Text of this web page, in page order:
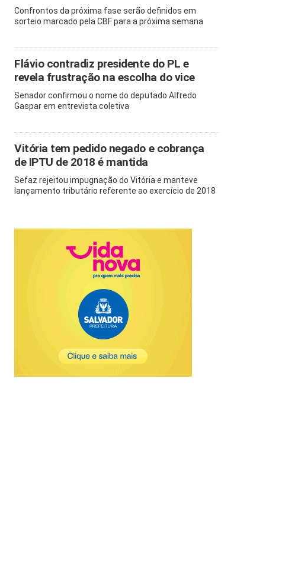
Confrontos da próxima fase serão definidos em
sorteio marcado pela CBF para a próxima semana
Flávio contradiz presidente do PL e
revela frustração na escolha do vice
Senador confirmou o nome do deputado Alfredo
Gaspar em entrevista coletiva
Vitória tem pedido negado e cobrança
de IPTU de 2018 é mantida
Sefaz rejeitou impugnação do Vitória e manteve
lançamento tributário referente ao exercício de 2018